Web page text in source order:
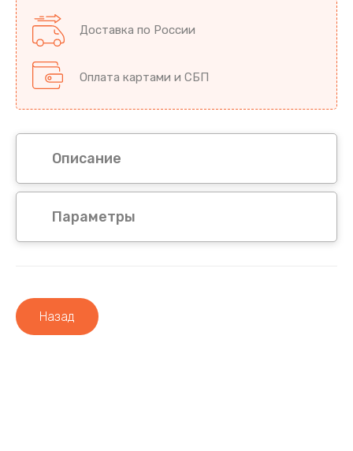
Доставка по России
Оплата картами и СБП
Описание
Параметры
Назад